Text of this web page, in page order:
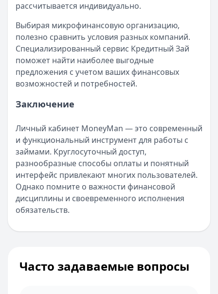
рассчитывается индивидуально.
Выбирая микрофинансовую организацию,
полезно сравнить условия разных компаний.
Специализированный сервис Кредитный Зай
поможет найти наиболее выгодные
предложения с учетом ваших финансовых
возможностей и потребностей.
Заключение
Личный кабинет MoneyMan — это современный
и функциональный инструмент для работы с
займами. Круглосуточный доступ,
разнообразные способы оплаты и понятный
интерфейс привлекают многих пользователей.
Однако помните о важности финансовой
дисциплины и своевременного исполнения
обязательств.
Часто задаваемые вопросы